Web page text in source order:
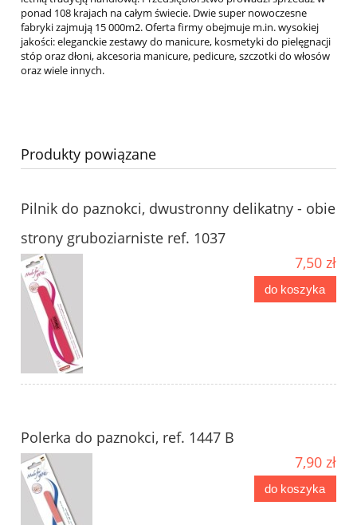
ponad 108 krajach na całym świecie. Dwie super nowoczesne
fabryki zajmują 15 000m2. Oferta firmy obejmuje m.in. wysokiej
jakości: eleganckie zestawy do manicure, kosmetyki do pielęgnacji
stóp oraz dłoni, akcesoria manicure, pedicure, szczotki do włosów
oraz wiele innych.
Produkty powiązane
Pilnik do paznokci, dwustronny delikatny - obie
strony gruboziarniste ref. 1037
7,50 zł
do koszyka
Polerka do paznokci, ref. 1447 B
7,90 zł
do koszyka